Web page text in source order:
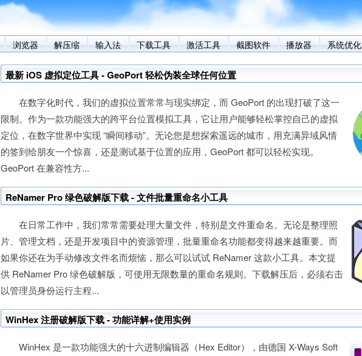
浏览器 解压缩 输入法 下载工具 激活工具 截图软件 播放器 系统优化
最新 iOS 虚拟定位工具 - GeoPort 轻松伪装全球任何位置
在数字化时代，我们的虚拟位置常常与现实绑定，而 GeoPort 的出现打破了这一
限制。作为一款功能强大的跨平台位置模拟工具，它让用户能够轻松掌控自己的虚拟
定位，在数字世界中实现 “瞬间移动”。无论您是想探索遥远的城市，用充满异域风情
的签到给朋友一个惊喜，还是测试基于位置的应用，GeoPort 都可以轻松实现。
GeoPort 在兼容性方...
ReNamer Pro 绿色破解版下载 - 文件批量重命名小工具
在日常工作中，我们常常需要处理大量文件，特别是文件重命名。无论是整理照
片、管理文档，还是开发项目中的资源管理，批量重命名功能都变得越来越重要。而
如果你还在为手动修改文件名而烦恼，那么可以试试 ReNamer 这款小工具。本文提
供 ReNamer Pro 绿色破解版，可使用无限数量的重命名规则。下载解压后，必须右击
以管理员身份运行主程...
WinHex 注册破解版下载 - 功能详解+使用实例
WinHex 是一款功能强大的十六进制编辑器（Hex Editor），由德国 X-Ways Soft